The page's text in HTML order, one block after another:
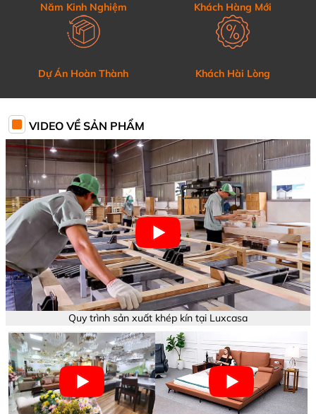
Năm Kinh Nghiệm Khách Hàng Mới
Dự Án Hoàn Thành Khách Hài Lòng
VIDEO VỀ SẢN PHẨM
Quy trình sản xuất khép kín tại Luxcasa